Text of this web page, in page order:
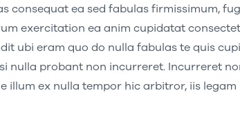
consequat ea sed fabulas firmissimum,
exercitation ea anim cupidatat
ubi eram quo do nulla fabulas te quis
nulla probant non incurreret. Incurreret
illum ex nulla tempor hic arbitror, iis